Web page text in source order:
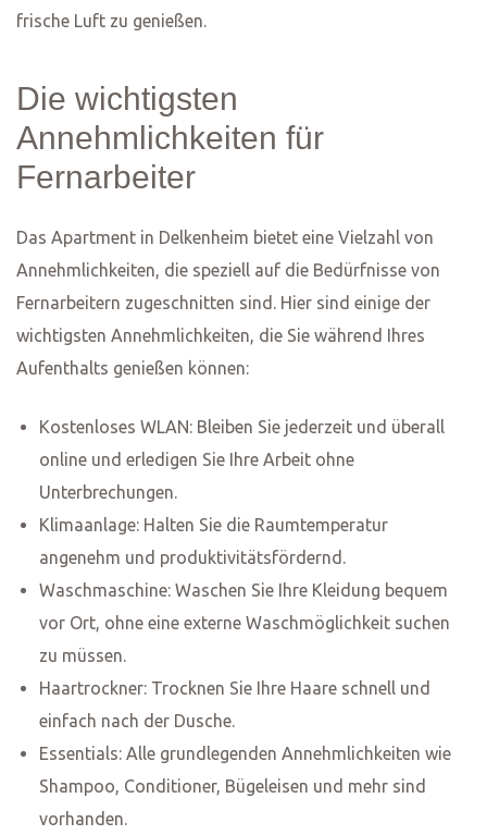
Golfplätze in der Nähe
Golfclub Rhein-Main e.V. – 27 Minuten Fahrt
Wiesbadener Golf-Club e.V. – 22 Minuten Fahrt
Mainzer Golfclub – 20 Minuten Fahrt
Golf-Club Main-Taunus e.V. – 5 Minuten zu Fuß
Maximieren Sie Ihre Produktivität in unseren Serviced
Apartments in Wiesbaden! Besuchen Sie mcm-serviced-
apartments.com und entdecken Sie die perfekte
Unterkunft für Ihren geschäftlichen Aufenthalt.
Ein tiefer Einblick in unsere
verbesserten
Reinigungspraktiken für die
Sicherheit unserer Gäste
Anliegen, unseren Gästen einen sicheren und
komfortablen Aufenthalt zu bieten. Insbesondere in